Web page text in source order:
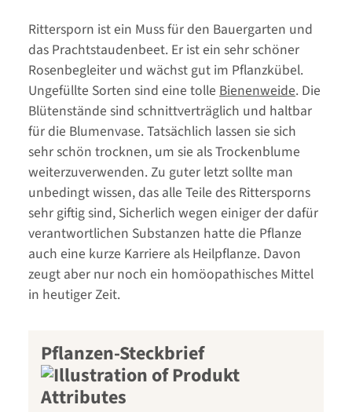
Rittersporn ist ein Muss für den Bauergarten und
das Prachtstaudenbeet. Er ist ein sehr schöner
Rosenbegleiter und wächst gut im Pflanzkübel.
Ungefüllte Sorten sind eine tolle Bienenweide. Die
Blütenstände sind schnittverträglich und haltbar
für die Blumenvase. Tatsächlich lassen sie sich
sehr schön trocknen, um sie als Trockenblume
weiterzuverwenden. Zu guter letzt sollte man
unbedingt wissen, das alle Teile des Rittersporns
sehr giftig sind, Sicherlich wegen einiger der dafür
verantwortlichen Substanzen hatte die Pflanze
auch eine kurze Karriere als Heilpflanze. Davon
zeugt aber nur noch ein homöopathisches Mittel
in heutiger Zeit.
Pflanzen-Steckbrief